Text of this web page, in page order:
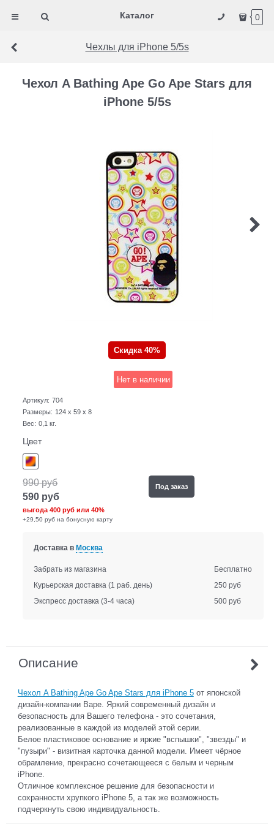
Каталог 0
Чехлы для iPhone 5/5s
Чехол A Bathing Ape Go Ape Stars для
iPhone 5/5s
Скидка 40%
Нет в наличии
Артикул: 704
Размеры: 124 x 59 x 8
Вес: 0,1 кг.
Цвет
990 руб
590 руб
выгода400 руб или40%
+29,50 руб на бонусную карту
Под заказ
Доставка в Москва
Забрать из магазина
Бесплатно
Курьерская доставка (1 раб. день)
250 руб
Экспресс доставка (3-4 часа) 500 руб
Описание
Чехол A Bathing Ape Go Ape Stars для iPhone 5от японской
дизайн-компании Bape. Яркий современный дизайн и
безопасность для Вашего телефона - это сочетания,
реализованные в каждой из моделей этой серии.
Белое пластиковое основание и яркие "вспышки", "звезды" и
"пузыри" - визитная карточка данной модели. Имеет чёрное
обрамление, прекрасно сочетающееся с белым и черным
iPhone.
Отличное комплексное решение для безопасности и
сохранности хрупкого iPhone 5, а так же возможность
подчеркнуть свою индивидуальность.